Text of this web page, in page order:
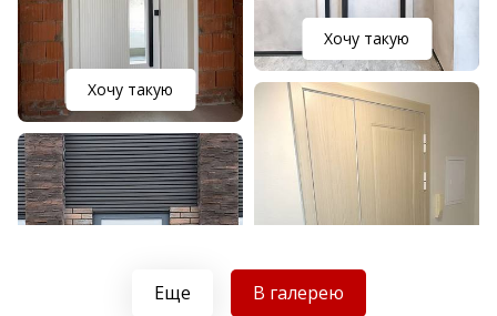
Хочу такую
Хочу такую
Еще В галерею